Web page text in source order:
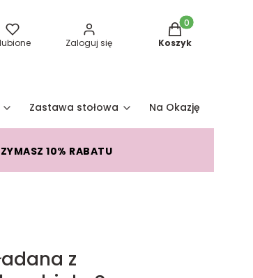
Zaloguj się
Produkty w
Koszyk
Zastawa stołowa Na Okazję
10% RABATU
z